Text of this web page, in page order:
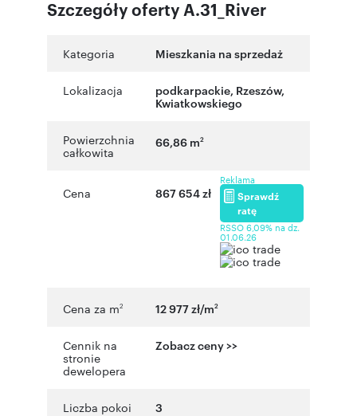
Szczegóły oferty A.31_River
Kategoria Mieszkania na sprzedaż
Lokalizacja podkarpackie, Rzeszów,
Kwiatkowskiego
Powierzchnia
całkowita
66,86 m2
Cena 867 654 zł
Reklama
Sprawdź
ratę
RSSO 6,09% na dz.
01.06.26
Cena za m2 12 977 zł/m2
Cennik na
stronie
dewelopera
Zobacz ceny >>
Liczba pokoi 3